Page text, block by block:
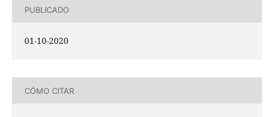
PUBLICADO
01-10-2020
CÓMO CITAR